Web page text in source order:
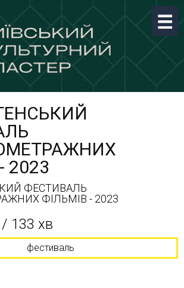
2023
ФЕСТИВАЛЬ
ФІЛЬМІВ - 2023
133 хв
фестиваль